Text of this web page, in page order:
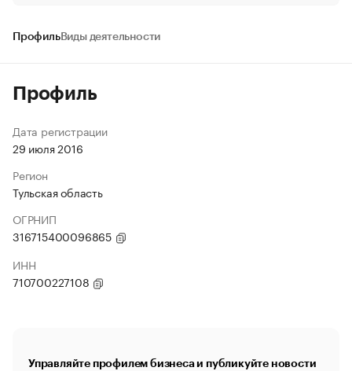
ПрофильВиды деятельности
Профиль
Дата регистрации
29 июля 2016
Регион
Тульская область
ОГРНИП
316715400096865
ИНН
710700227108
Управляйте профилем бизнеса и публикуйте новости